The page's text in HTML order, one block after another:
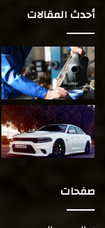
أحدث المقالات
صفحات